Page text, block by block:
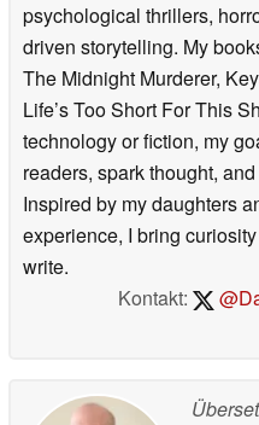
psychological thrillers,
driven storytelling. My
The Midnight Murderer,
Life’s Too Short For This
technology or fiction, my
readers, spark thought,
Inspired by my daughters
experience, I bring
write.
Kontakt: